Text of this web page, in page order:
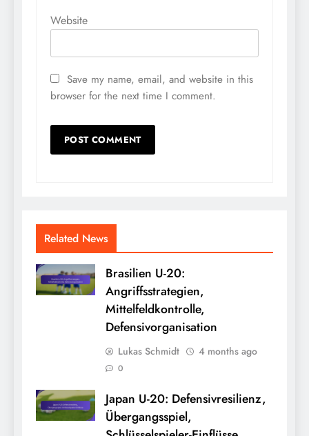
Website
Save my name, email, and website in this
browser for the next time I comment.
Related News
Brasilien U-20:
Angriffsstrategien,
Mittelfeldkontrolle,
Defensivorganisation
Lukas Schmidt 4 months ago
0
Japan U-20: Defensivresilienz,
Übergangsspiel,